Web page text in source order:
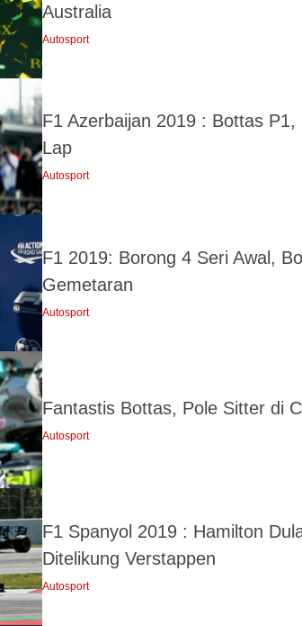
Australia
Autosport
F1 Azerbaijan 2019 : Bottas
Lap
Autosport
F1 2019: Borong 4 Seri Awal,
Gemetaran
Autosport
Fantastis Bottas, Pole Sitter di
Autosport
F1 Spanyol 2019 : Hamilton
Ditelikung Verstappen
Autosport